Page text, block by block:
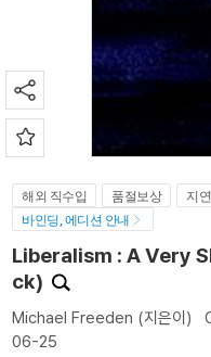
해외 직수입 품절보상 지
바인딩, 에디션 안내
Liberalism : A Very
ck)
Michael Freeden (지은이)
06-25